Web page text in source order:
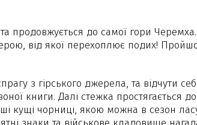
продовжується до самої гори
від якої перехоплює подих!
з гірського джерела, та відчути
книги. Далі стежка простягається
кущі чорниці, якою можна в сезон